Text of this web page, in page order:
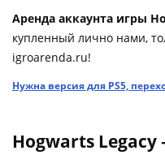
Аренда аккаунта игры
купленный лично нами,
igroarenda.ru!
Нужна версия для PS5,
Hogwarts